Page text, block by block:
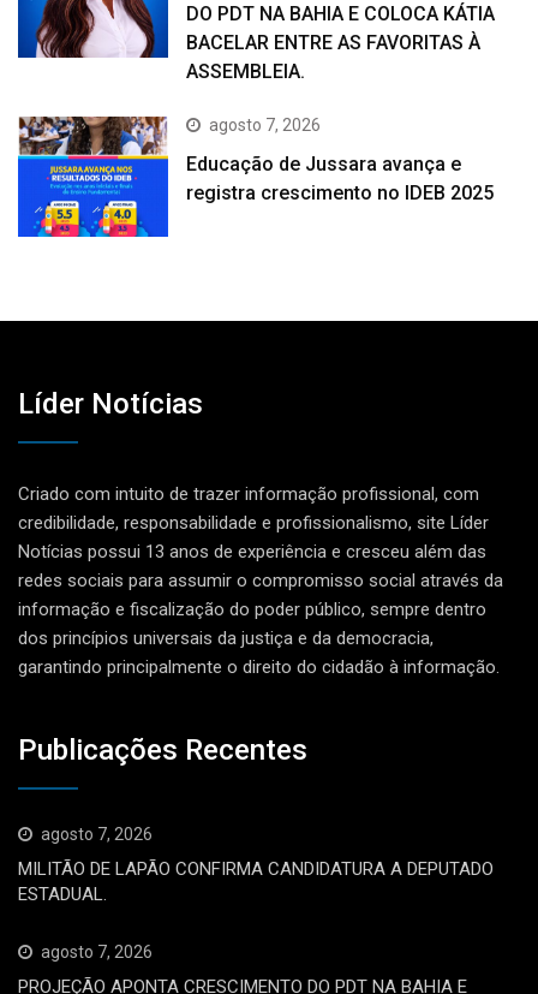
DO PDT NA BAHIA E COLOCA KÁTIA
BACELAR ENTRE AS FAVORITAS À
ASSEMBLEIA.
agosto 7, 2026
Educação de Jussara avança e
registra crescimento no IDEB 2025
Líder Notícias
Criado com intuito de trazer informação profissional, com
credibilidade, responsabilidade e profissionalismo, site Líder
Notícias possui 13 anos de experiência e cresceu além das
redes sociais para assumir o compromisso social através da
informação e fiscalização do poder público, sempre dentro
dos princípios universais da justiça e da democracia,
garantindo principalmente o direito do cidadão à informação.
Publicações Recentes
agosto 7, 2026
MILITÃO DE LAPÃO CONFIRMA CANDIDATURA A DEPUTADO
ESTADUAL.
agosto 7, 2026
PROJEÇÃO APONTA CRESCIMENTO DO PDT NA BAHIA E